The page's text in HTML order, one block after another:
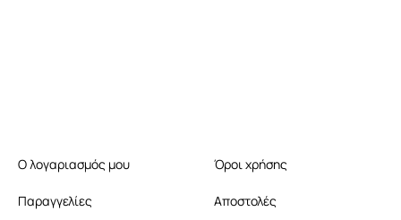
Ο λογαριασμός μου
Παραγγελίες
Όροι χρήσης
Αποστολές